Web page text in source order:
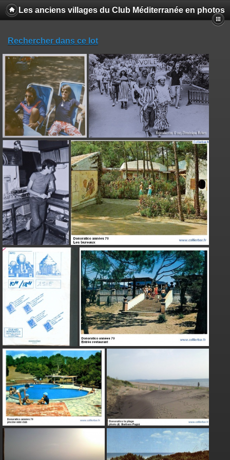
Les anciens villages du Club Méditerranée en photos
Rechercher dans ce lot